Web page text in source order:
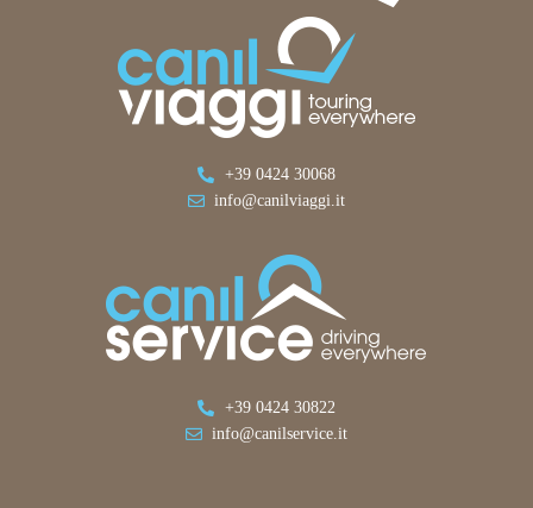
+39 0424 30068
info@canilviaggi.it
+39 0424 30822
info@canilservice.it